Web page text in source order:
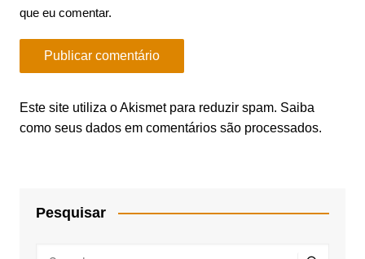
que eu comentar.
Este site utiliza o Akismet para reduzir spam. Saiba
como seus dados em comentários são processados.
Pesquisar